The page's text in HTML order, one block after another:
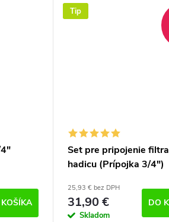
Tip
Set pre pripojenie
hadicu (Prípojka 3/4")
25,93 € bez DPH
31,90 €
Skladom
DO